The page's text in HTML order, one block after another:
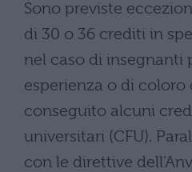
Sono previste
di 30 o 36 crediti in
nel caso di insegnanti
esperienza o di coloro
conseguito alcuni
universitari (CFU).
con le direttive